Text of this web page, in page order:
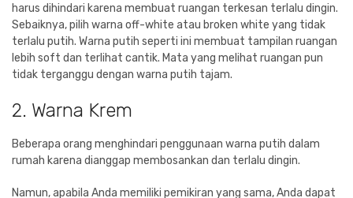
harus dihindari karena membuat ruangan terkesan terlalu dingin.
Sebaiknya, pilih warna off-white atau broken white yang tidak
terlalu putih. Warna putih seperti ini membuat tampilan ruangan
lebih soft dan terlihat cantik. Mata yang melihat ruangan pun
tidak terganggu dengan warna putih tajam.
2. Warna Krem
Beberapa orang menghindari penggunaan warna putih dalam
rumah karena dianggap membosankan dan terlalu dingin.
Namun, apabila Anda memiliki pemikiran yang sama, Anda dapat